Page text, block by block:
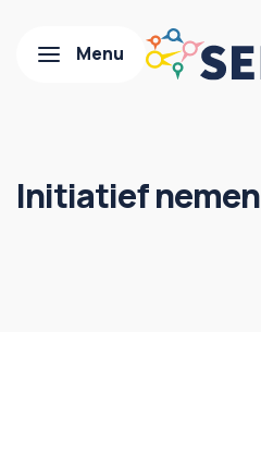
Initiatief nemen